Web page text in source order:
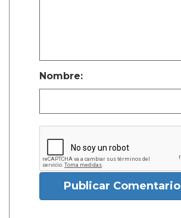
Nombre:
Publicar Comentario